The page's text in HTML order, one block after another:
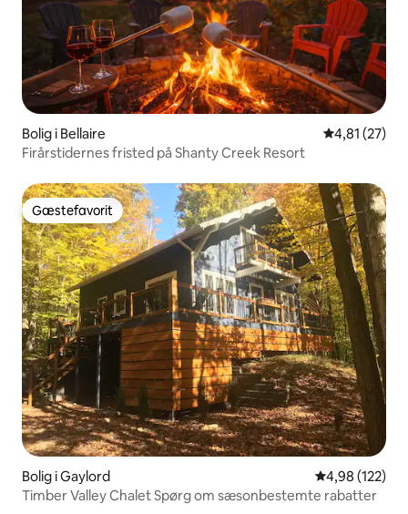
Bolig i Bellaire 4,81 ud af 5
4,81 (27)
Firårstidernes fristed på Shanty Creek Resort
Gæstefavorit
Gæstefavorit
Bolig i Gaylord 4,98 ud af 5 i
4,98 (122)
Timber Valley Chalet Spørg om sæsonbestemte rabatter